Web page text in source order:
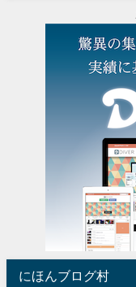
にほんブログ村